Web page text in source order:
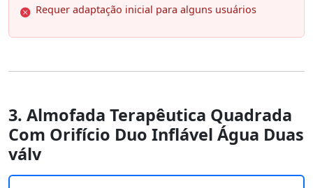
Requer adaptação inicial para alguns usuários
3. Almofada Terapêutica Quadrada
Com Orifício Duo Inflável Água Duas
válv